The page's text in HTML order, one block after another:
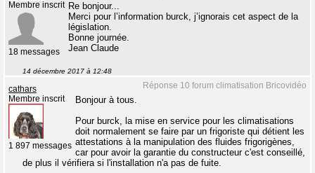
Membre inscrit
18 messages
Re bonjour...
Merci pour l’information burck, j’ignorais cet aspect de la
législation.
Bonne journée.
Jean Claude
14 décembre 2017 à 12:48
Réponse 10 forum climatisation Bricovidéo
cathars
Membre inscrit
1 897 messages
Bonjour à tous.
Pour burck, la mise en service pour les climatisations
doit normalement se faire par un frigoriste qui détient les
attestations à la manipulation des fluides frigorigènes,
car pour avoir la garantie du constructeur c'est conseillé,
de plus il vérifiera si l'installation n'a pas de fuite.